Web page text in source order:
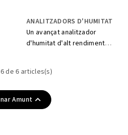
ANALITZADORS D'HUMITAT
Un avançat analitzador
d'humitat d'alt rendiment
de 6 articles(s)
Amunt 